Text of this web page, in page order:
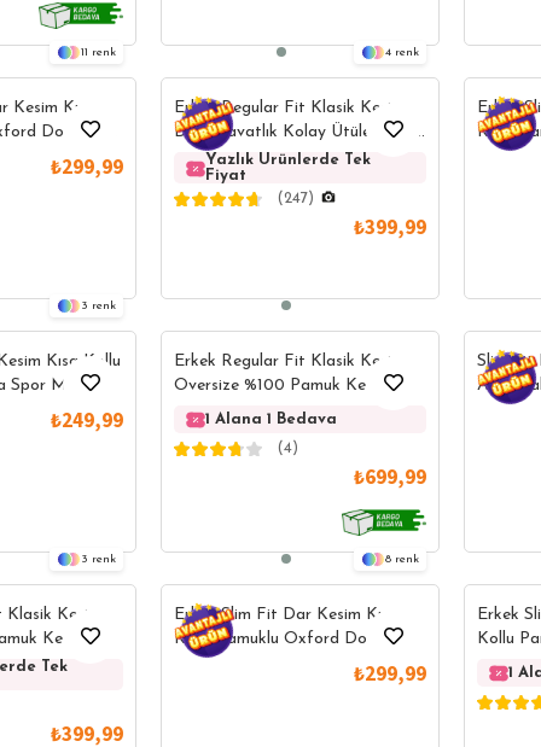
11
Kısa
Doku Kum
Gömlek₺299,99
4
Erkek Regular Fit Klasik Kesim
Düz Kravatlık Kolay Ütülenebilir
Mavi Gömlek
Yazlık Ürünlerde Tek
Fiyat
(247)
₺399,99
Erkek
Kollu
Kolay
3
Kısa Kollu
Spor Mavi
₺249,99
Erkek Regular Fit Klasik Kesim
Oversize %100 Pamuk Keten
Doku Ekoseli Düğmeli Yaka
Gömlek Özel
1 Alana 1 Bedava
(4)
₺699,99
Slim Fit
Apaş
Gömlek
3
Kesim
Keten
Yaka Mavi
Tek
Yazlık
Fiyat
₺399,99
8
Erkek Slim Fit Dar Kesim Kısa
Kollu Pamuklu Oxford Doku
Kolay Ütülenebilir Yeşil Düğmeli
₺299,99
Erkek
Kollu
1